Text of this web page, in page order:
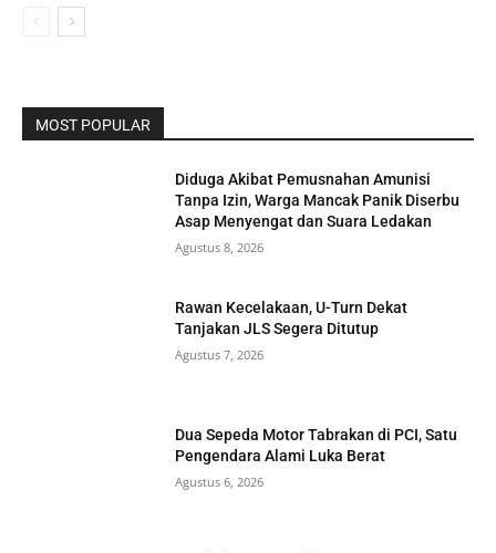
MOST POPULAR
Diduga Akibat Pemusnahan Amunisi
Tanpa Izin, Warga Mancak Panik Diserbu
Asap Menyengat dan Suara Ledakan
Agustus 8, 2026
Rawan Kecelakaan, U-Turn Dekat
Tanjakan JLS Segera Ditutup
Agustus 7, 2026
Dua Sepeda Motor Tabrakan di PCI, Satu
Pengendara Alami Luka Berat
Agustus 6, 2026